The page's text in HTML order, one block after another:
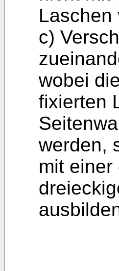
Laschen
c)
wobei
fixierten
werden,
mit